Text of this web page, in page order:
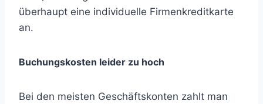
überhaupt eine individuelle Firmenkreditkarte
an.
Buchungskosten leider zu hoch
Bei den meisten Geschäftskonten zahlt man